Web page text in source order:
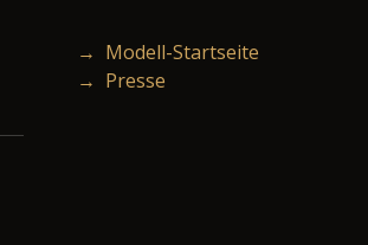
→ Modell-Startseite
→ Presse